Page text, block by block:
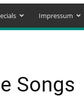
Impressum
Songs